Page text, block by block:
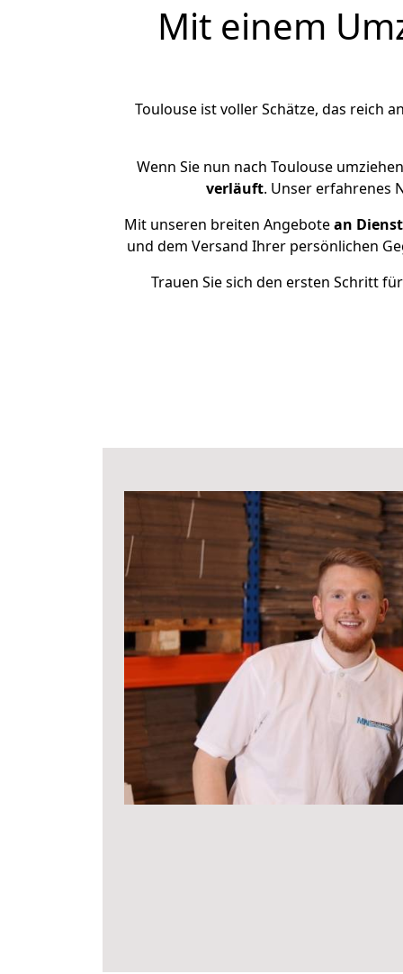
Mit einem
Toulouse ist voller Schätze, das reich
Wenn Sie nun nach Toulouse
verläuft. Unser erfahrenes
Mit unseren breiten Angebotean
und dem Versand Ihrer persönlichen
Trauen Sie sich den ersten Schritt